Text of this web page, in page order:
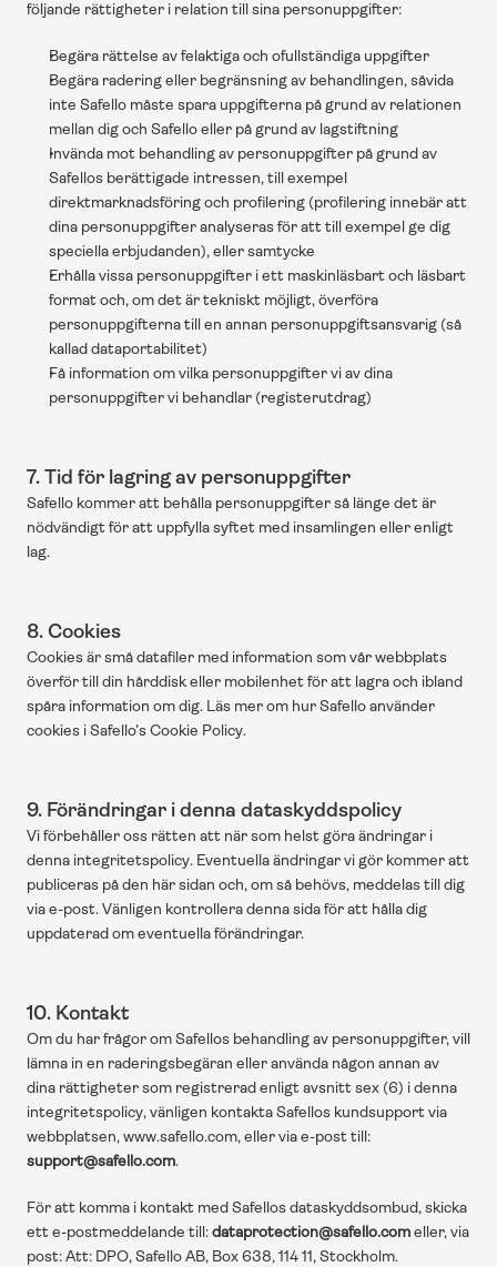
följande rättigheter i relation till sina personuppgifter:
Begära rättelse av felaktiga och ofullständiga uppgifter
Begära radering eller begränsning av behandlingen, såvida
inte Safello måste spara uppgifterna på grund av relationen
mellan dig och Safello eller på grund av lagstiftning
Invända mot behandling av personuppgifter på grund av
Safellos berättigade intressen, till exempel
direktmarknadsföring och profilering (profilering innebär att
dina personuppgifter analyseras för att till exempel ge dig
speciella erbjudanden), eller samtycke
Erhålla vissa personuppgifter i ett maskinläsbart och läsbart
format och, om det är tekniskt möjligt, överföra
personuppgifterna till en annan personuppgiftsansvarig (så
kallad dataportabilitet)
Få information om vilka personuppgifter vi av dina
personuppgifter vi behandlar (registerutdrag)
7. Tid för lagring av personuppgifter
Safello kommer att behålla personuppgifter så länge det är
nödvändigt för att uppfylla syftet med insamlingen eller enligt
lag.
8. Cookies
Cookies är små datafiler med information som vår webbplats
överför till din hårddisk eller mobilenhet för att lagra och ibland
spåra information om dig. Läs mer om hur Safello använder
cookies i Safello’s Cookie Policy.
9. Förändringar i denna dataskyddspolicy
Vi förbehåller oss rätten att när som helst göra ändringar i
denna integritetspolicy. Eventuella ändringar vi gör kommer att
publiceras på den här sidan och, om så behövs, meddelas till dig
via e-post. Vänligen kontrollera denna sida för att hålla dig
uppdaterad om eventuella förändringar.
10. Kontakt
Om du har frågor om Safellos behandling av personuppgifter, vill
lämna in en raderingsbegäran eller använda någon annan av
dina rättigheter som registrerad enligt avsnitt sex (6) i denna
integritetspolicy, vänligen kontakta Safellos kundsupport via
webbplatsen, www.safello.com
support@safello.com.
För att komma i kontakt med Safellos dataskyddsombud, skicka
ett e-postmeddelande till: dataprotection@safello.com eller, via
post: Att: DPO, Safello AB, Box 638, 114 11, Stockholm.